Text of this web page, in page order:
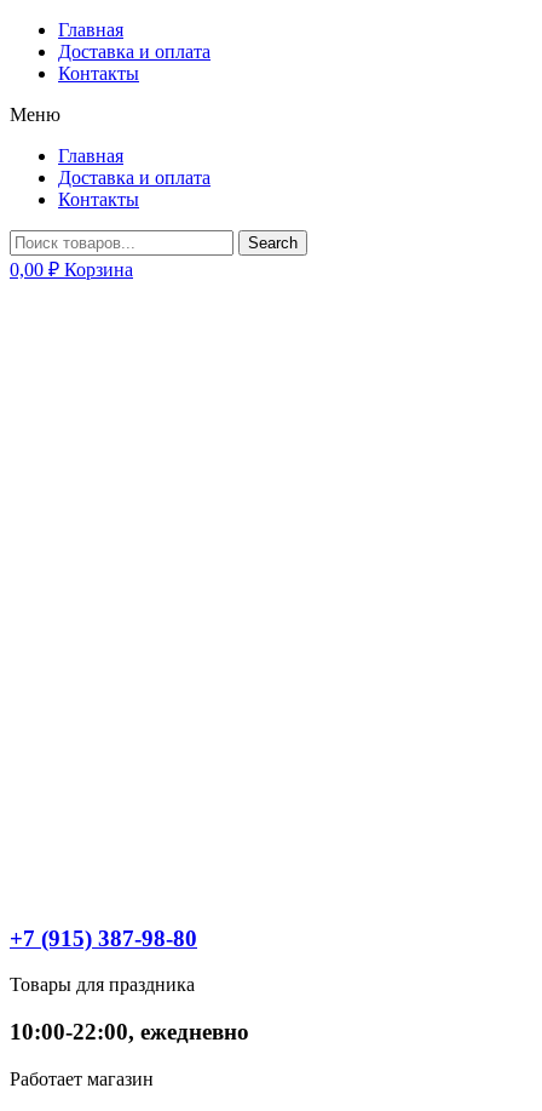
Главная
Доставка и оплата
Контакты
Меню
Главная
Доставка и оплата
Контакты
Search
0,00 ₽ Корзина
+7 (915) 387-98-80
Товары для праздника
10:00-22:00, ежедневно
Работает магазин